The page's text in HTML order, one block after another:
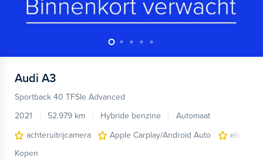
Audi A3
Sportback 40 TFSIe Advanced
2021
52.979 km Hybride benzine
Automaat
achteruitrijcamera
Apple Carplay/Android Auto
Kopen